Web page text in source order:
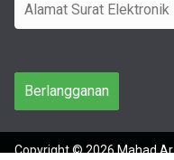
l
m
t
S
Berlangganan
Copyright © 2026Mahad